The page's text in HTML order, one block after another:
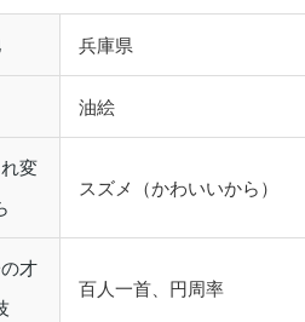
兵庫県
油絵
変
スズメ（かわいいから）
才
百人一首、円周率